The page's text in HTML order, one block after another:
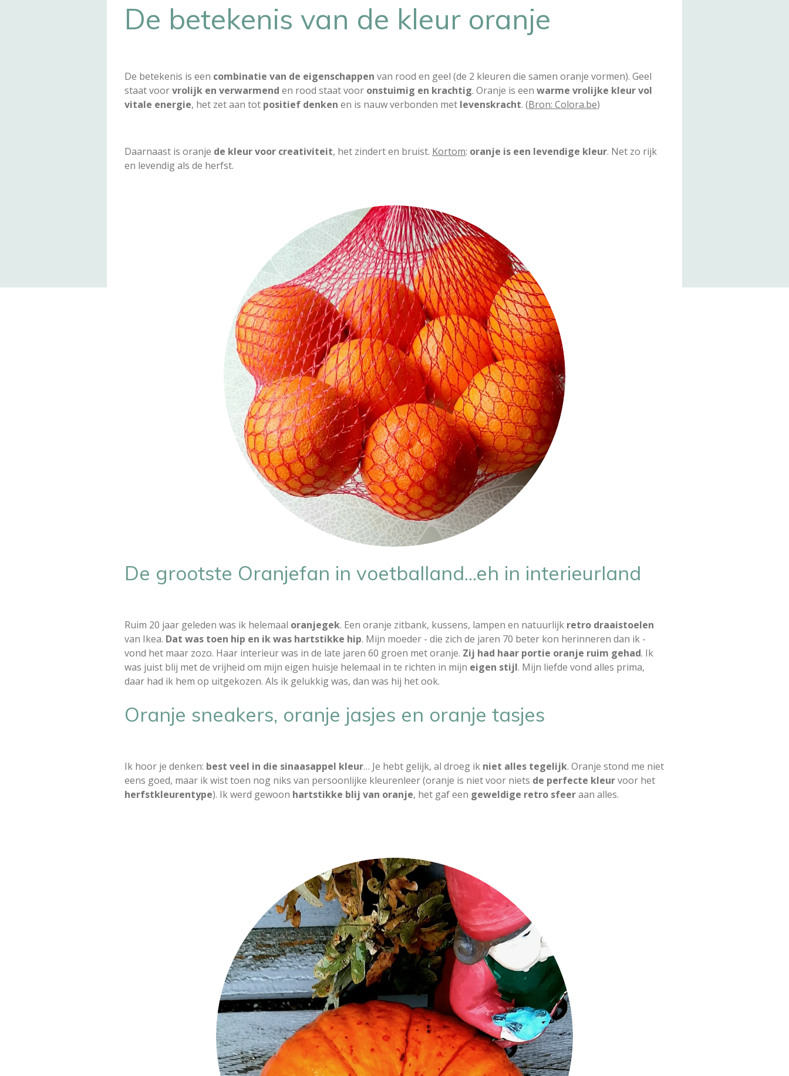
De betekenis van de kleur oranje
De betekenis is een combinatie van de eigenschappen van rood en geel (de 2 kleuren die samen oranje vormen). Geel
staat voorvrolijk en verwarmend en rood staat voor onstuimig en krachtig. Oranje is een warme vrolijke kleur vol
vitale energie, het zet aan tot positief denken en is nauw verbonden met levenskracht. (Bron: Colora.be)
Daarnaast is oranje de kleur voor creativiteit, het zindert en bruist. Kortom: oranje is een levendige kleur. Net zo rijk
en levendig als de herfst.
De grootste Oranjefan in voetballand...eh in interieurland
Ruim 20 jaar geleden was ik helemaal oranjegek. Een oranje zitbank, kussens, lampen en natuurlijk retro draaistoelen
van Ikea. Dat was toen hip en ik was hartstikke hip. Mijn moeder - die zich de jaren 70 beter kon herinneren dan ik -
vond het maar zozo. Haar interieur was in de late jaren 60 groen met oranje. Zij had haar portie oranje ruim gehad. Ik
was juist blij met de vrijheid om mijn eigen huisje helemaal in te richten in mijn eigen stijl. Mijn liefde vond alles prima,
daar had ik hem op uitgekozen. Als ik gelukkig was, dan was hij het ook.
Oranje sneakers, oranje jasjes en oranje tasjes
Ik hoor je denken: best veel in die sinaasappel kleur… Je hebt gelijk, al droeg ik niet alles tegelijk. Oranje stond me niet
eens goed, maar ik wist toen nog niks van persoonlijke kleurenleer (oranje is niet voor niets de perfecte kleurvoor het
herfstkleurentype). Ik werd gewoon hartstikke blij van oranje, het gaf een geweldige retro sfeeraan alles.